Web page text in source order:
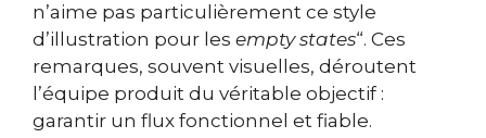
n’aime pas particulièrement ce style
d’illustration pour les empty states“. Ces
remarques, souvent visuelles, déroutent
l’équipe produit du véritable objectif :
garantir un flux fonctionnel et fiable.